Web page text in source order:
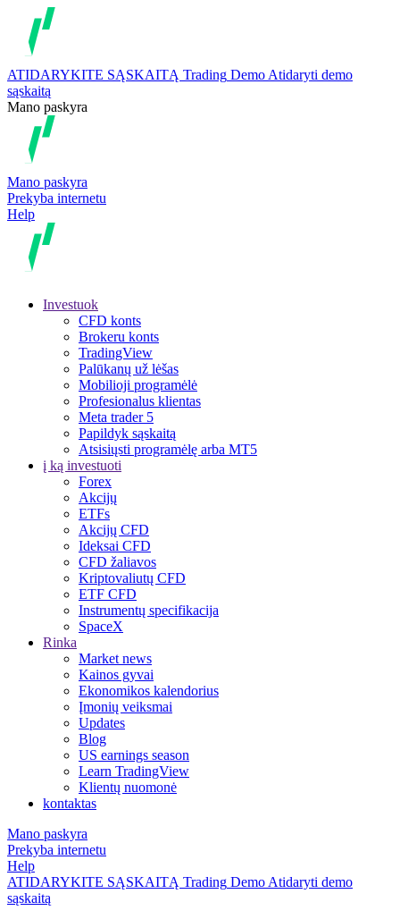
ATIDARYKITE SĄSKAITĄ Trading Demo Atidaryti demo
sąskaitą
Mano paskyra
Mano paskyra
Prekyba internetu
Help
Investuok
CFD konts
Brokeru konts
TradingView
Palūkanų už lėšas
Mobilioji programėlė
Profesionalus klientas
Meta trader 5
Papildyk sąskaitą
Atsisiųsti programėlę arba MT5
į ką investuoti
Forex
Akcijų
ETFs
Akcijų CFD
Ideksai CFD
CFD žaliavos
Kriptovaliutų CFD
ETF CFD
Instrumentų specifikacija
SpaceX
Rinka
Market news
Kainos gyvai
Ekonomikos kalendorius
Įmonių veiksmai
Updates
Blog
US earnings season
Learn TradingView
Klientų nuomonė
kontaktas
Mano paskyra
Prekyba internetu
Help
ATIDARYKITE SĄSKAITĄ Trading Demo Atidaryti demo
sąskaitą